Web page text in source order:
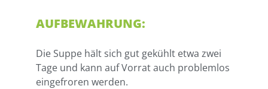
AUFBEWAHRUNG:
Die Suppe hält sich gut gekühlt etwa zwei
Tage und kann auf Vorrat auch problemlos
eingefroren werden.